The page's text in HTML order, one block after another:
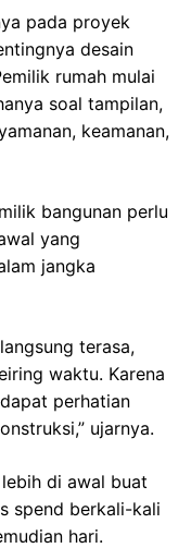
pada proyek
desain
rumah mulai
soal tampilan,
keamanan,
bangunan perlu
yang
jangka
terasa,
waktu. Karena
perhatian
ujarnya.
di awal buat
spend berkali-kali
hari.